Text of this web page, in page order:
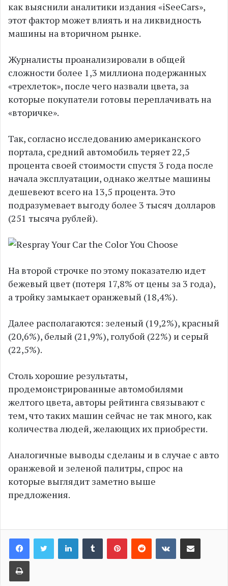
как выяснили аналитики издания «iSeeCars»,
этот фактор может влиять и на ликвидность
машины на вторичном рынке.
Журналисты проанализировали в общей
сложности более 1,3 миллиона подержанных
«трехлеток», после чего назвали цвета, за
которые покупатели готовы переплачивать на
«вторичке».
Так, согласно исследованию американского
портала, средний автомобиль теряет 22,5
процента своей стоимости спустя 3 года после
начала эксплуатации, однако желтые машины
дешевеют всего на 13,5 процента. Это
подразумевает выгоду более 3 тысяч долларов
(251 тысяча рублей).
На второй строчке по этому показателю идет
бежевый цвет (потеря 17,8% от цены за 3 года),
а тройку замыкает оранжевый (18,4%).
Далее располагаются: зеленый (19,2%), красный
(20,6%), белый (21,9%), голубой (22%) и серый
(22,5%).
Столь хорошие результаты,
продемонстрированные автомобилями
желтого цвета, авторы рейтинга связывают с
тем, что таких машин сейчас не так много, как
количества людей, желающих их приобрести.
Аналогичные выводы сделаны и в случае с авто
оранжевой и зеленой палитры, спрос на
которые выглядит заметно выше
предложения.
LinkedInTumblrPinterest
RedditVKontakte
Share via Email
Print